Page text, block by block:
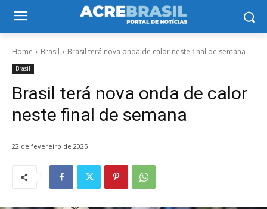
Home Brasil Brasil terá nova onda de calor neste final de semana
Brasil
Brasil terá nova onda de calor
neste final de semana
22 de fevereiro de 2025